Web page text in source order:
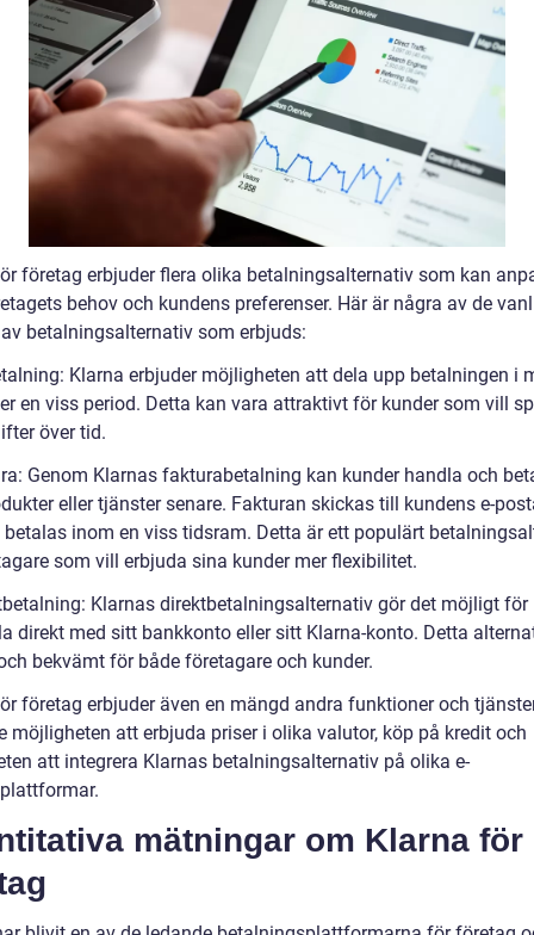
företag erbjuder flera olika betalningsalternativ som kan
behov och kundens preferenser. Här är några av de
betalningsalternativ som erbjuds:
Klarna erbjuder möjligheten att dela upp betalningen i
en viss period. Detta kan vara attraktivt för kunder som vill
över tid.
Genom Klarnas fakturabetalning kan kunder handla och
eller tjänster senare. Fakturan skickas till kundens e-
betalas inom en viss tidsram. Detta är ett populärt
som vill erbjuda sina kunder mer flexibilitet.
Klarnas direktbetalningsalternativ gör det möjligt för
direkt med sitt bankkonto eller sitt Klarna-konto. Detta
bekvämt för både företagare och kunder.
företag erbjuder även en mängd andra funktioner och
möjligheten att erbjuda priser i olika valutor, köp på kredit och
att integrera Klarnas betalningsalternativ på olika e-
mätningar om Klarna för